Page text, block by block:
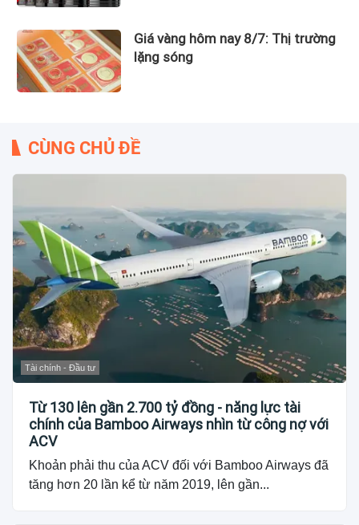
Giá vàng hôm nay 8/7: Thị trường
lặng sóng
CÙNG CHỦ ĐỀ
Tài chính - Đầu tư
Từ 130 lên gần 2.700 tỷ đồng - năng lực tài
chính của Bamboo Airways nhìn từ công nợ với
ACV
Khoản phải thu của ACV đối với Bamboo Airways đã
tăng hơn 20 lần kể từ năm 2019, lên gần...